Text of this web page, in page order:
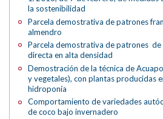
la sostenibilidad
Parcela demostrativa de patrones
almendro
Parcela demostrativa de patrones de
directa en alta densidad
Demostración de la técnica de
y vegetales), con plantas producidas
hidroponía
Comportamiento de variedades
de coco bajo invernadero